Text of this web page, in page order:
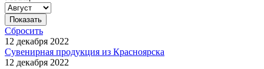
Сбросить
12 декабря 2022
Сувенирная продукция из Красноярска
12 декабря 2022